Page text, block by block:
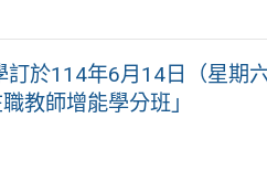
於114年6月14日（星期
教師增能學分班」